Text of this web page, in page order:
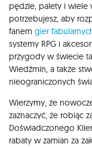
pędzle, palety i wiele
potrzebujesz, aby
fanem gier
systemy RPG i
przygody w świecie
Wiedźmin, a także
nieograniczonych
Wierzymy, że
zaznaczyć, że robiąc
Doświadczonego
rabaty w zamian za